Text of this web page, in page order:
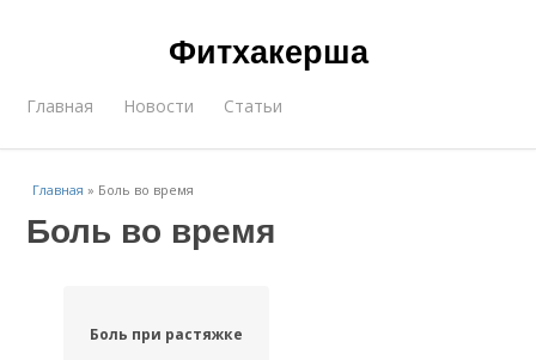
Фитхакерша
Главная Новости Статьи
Главная » Боль во время
Боль во время
Боль при растяжке